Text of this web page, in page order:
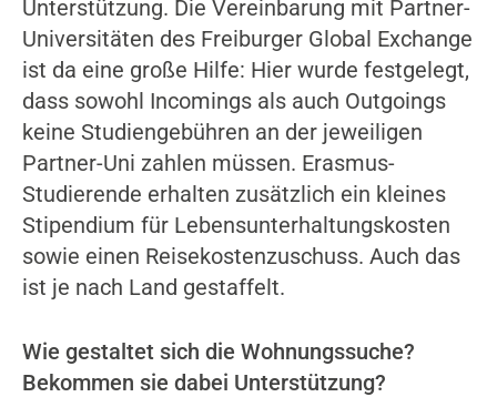
Unterstützung. Die Vereinbarung mit Partner-
Universitäten des Freiburger Global Exchange
ist da eine große Hilfe: Hier wurde festgelegt,
dass sowohl Incomings als auch Outgoings
keine Studiengebühren an der jeweiligen
Partner-Uni zahlen müssen. Erasmus-
Studierende erhalten zusätzlich ein kleines
Stipendium für Lebensunterhaltungskosten
sowie einen Reisekostenzuschuss. Auch das
ist je nach Land gestaffelt.
Wie gestaltet sich die Wohnungssuche?
Bekommen sie dabei Unterstützung?